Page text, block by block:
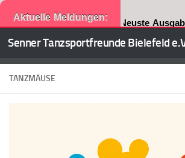
Aktuelle Meldungen: Neuste
Zum Inhalt springen
Senner Tanzsportfreunde Bielefeld
TANZMÄUSE